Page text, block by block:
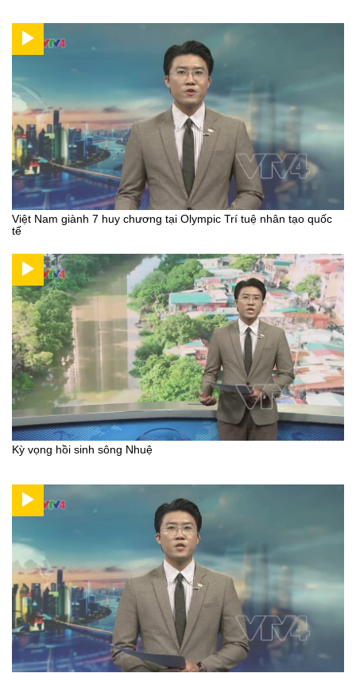
Việt Nam giành 7 huy chương tại Olympic Trí tuệ nhân tạo quốc
tế
Kỳ vọng hồi sinh sông Nhuệ